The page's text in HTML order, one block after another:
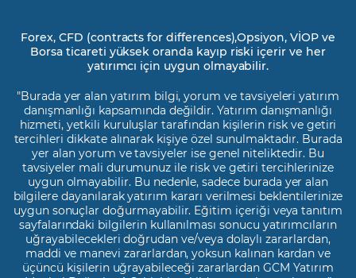
Forex, CFD (contracts for differences),Opsiyon, VİOP ve
Borsa ticareti yüksek oranda kayıp riski içerir ve her
yatırımcı için uygun olmayabilir.
"Burada yer alan yatırım bilgi, yorum ve tavsiyeleri yatırım
danışmanlığı kapsamında değildir. Yatırım danışmanlığı
hizmeti, yetkili kuruluşlar tarafından kişilerin risk ve getiri
tercihleri dikkate alınarak kişiye özel sunulmaktadır. Burada
yer alan yorum ve tavsiyeler ise genel niteliktedir. Bu
tavsiyeler mali durumunuz ile risk ve getiri tercihlerinize
uygun olmayabilir. Bu nedenle, sadece burada yer alan
bilgilere dayanılarak yatırım kararı verilmesi beklentilerinize
uygun sonuçlar doğurmayabilir. Eğitim içeriği veya tanıtım
sayfalarındaki bilgilerin kullanılması sonucu yatırımcıların
uğrayabilecekleri doğrudan ve/veya dolaylı zararlardan,
maddi ve manevi zararlardan, yoksun kalınan kardan ve
üçüncü kişilerin uğrayabileceği zararlardan GCM Yatırım